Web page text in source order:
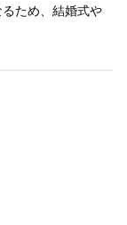
ため、結婚式や